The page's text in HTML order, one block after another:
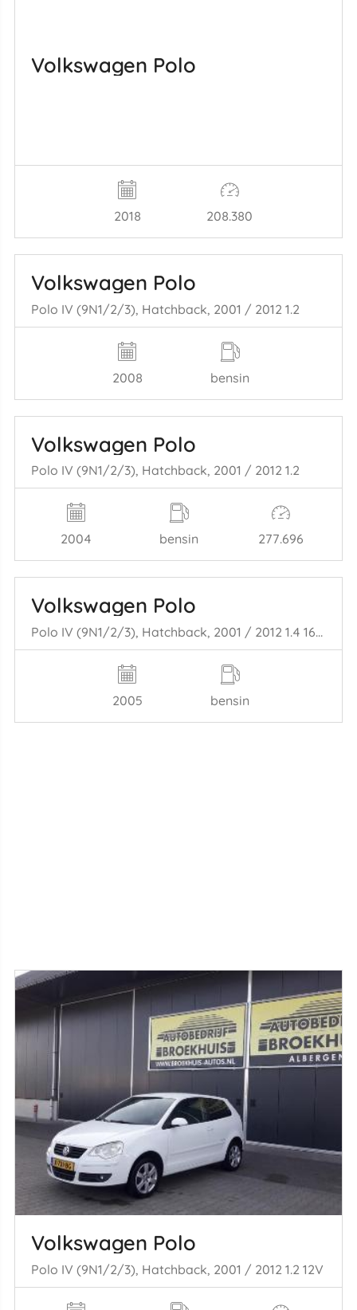
Volkswagen Polo
2018 208.380
Volkswagen Polo
Polo IV (9N1/2/3), Hatchback, 2001 / 2012 1.2
2008 bensin
Volkswagen Polo
Polo IV (9N1/2/3), Hatchback, 2001 / 2012 1.2
2004 bensin 277.696
Volkswagen Polo
Polo IV (9N1/2/3), Hatchback, 2001 / 2012 1.4 16V 75
2005 bensin
Volkswagen Polo
Polo IV (9N1/2/3), Hatchback, 2001 / 2012 1.2 12V